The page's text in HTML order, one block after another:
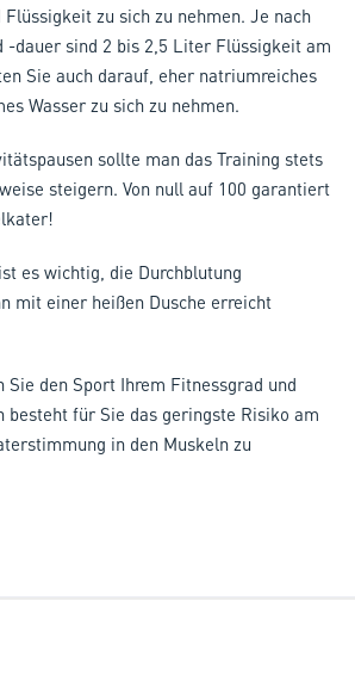
zu sich zu nehmen. Je nach
-dauer sind 2 bis 2,5 Liter Flüssigkeit am
Sie auch darauf, eher natriumreiches
Wasser zu sich zu nehmen.
sollte man das Training stets
steigern. Von null auf 100 garantiert
es wichtig, die Durchblutung
mit einer heißen Dusche erreicht
Sie den Sport Ihrem Fitnessgrad und
besteht für Sie das geringste Risiko am
in den Muskeln zu